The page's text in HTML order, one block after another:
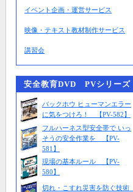
イベント企画・運営サービス
映像・テキスト教材制作サービス
講習会
安全教育DVD PVシリーズ
バックホウ ヒューマンエラー
に気をつけろ！ 【PV-582】
フルハーネス型安全帯で いっ
そうの安全作業を 【PV-
581】
現場の基本ルール 【PV-
580】
切れ・こすれ災害を防ぐ技術